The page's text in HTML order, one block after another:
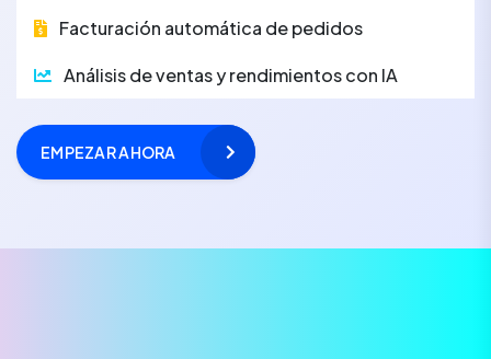
Facturación automática de pedidos
Análisis de ventas y rendimientos con IA
EMPEZAR AHORA